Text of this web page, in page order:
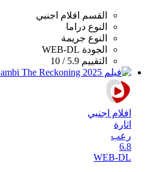
القسم
افلام اجنبي
النوع دراما
النوع جريمة
الجودة WEB-DL
التقييم 5.9 / 10
افلام اجنبي
اثارة
رعب
6.8
WEB-DL